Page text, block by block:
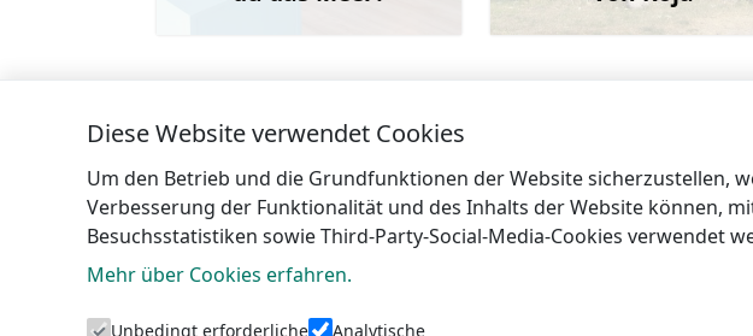
← Minizoo im Campingplatz Melnsils
Diese Website verwendet Cookies
Um den Betrieb und die Grundfunktionen der Website sicherzustellen,
Verbesserung der Funktionalität und des Inhalts der Website können,
Besuchsstatistiken sowie Third-Party-Social-Media-Cookies verwendet
Mehr über Cookies erfahren.
Unbedingt erforderliche Analytische